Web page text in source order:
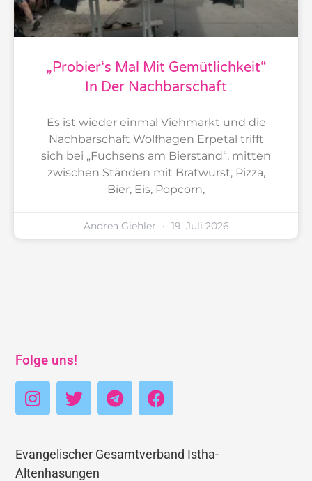
„Probier‘s Mal Mit Gemütlichkeit“
In Der Nachbarschaft
Es ist wieder einmal Viehmarkt und die
Nachbarschaft Wolfhagen Erpetal trifft
sich bei „Fuchsens am Bierstand“, mitten
zwischen Ständen mit Bratwurst, Pizza,
Bier, Eis, Popcorn,
Andrea Giehler 19. Juli 2026
Folge uns!
Evangelischer Gesamtverband Istha-
Altenhasungen